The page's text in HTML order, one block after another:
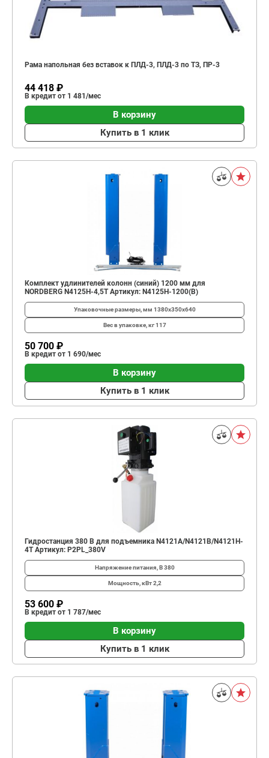
Рама напольная без вставок к ПЛД-3, ПЛД-3 по ТЗ, ПР-3
44 418 ₽
В кредит от 1 481/мес
В корзину
Купить в 1 клик
Комплект удлинителей колонн (синий) 1200 мм для
NORDBERG N4125H-4,5T Артикул: N4125H-1200(B)
Упаковочные размеры, мм 1380x350x640
Вес в упаковке, кг117
50 700 ₽
В кредит от 1 690/мес
В корзину
Купить в 1 клик
Гидростанция 380 В для подъемника N4121A/N4121B/N4121H-
4T Артикул: P2PL_380V
Напряжение питания, В380
Мощность, кВт2,2
53 600 ₽
В кредит от 1 787/мес
В корзину
Купить в 1 клик